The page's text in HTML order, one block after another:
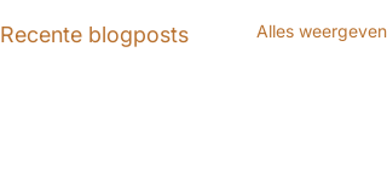
Recente blogposts Alles weergeven